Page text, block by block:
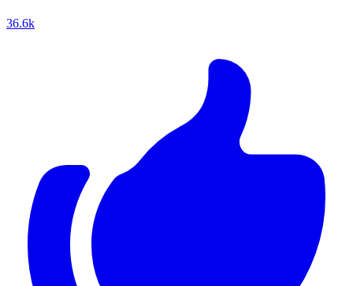
36.6k